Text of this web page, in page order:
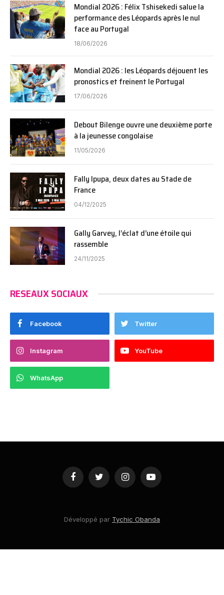
Mondial 2026 : Félix Tshisekedi salue la
performance des Léopards après le nul
face au Portugal
18/06/2026
Mondial 2026 : les Léopards déjouent les
pronostics et freinent le Portugal
17/06/2026
Debout Bilenge ouvre une deuxième porte
à la jeunesse congolaise
11/05/2026
Fally Ipupa, deux dates au Stade de
France
04/12/2025
Gally Garvey, l’éclat d’une étoile qui
rassemble
24/11/2025
RESEAUX SOCIAUX
Facebook Twitter
Instagram YouTube
WhatsApp
FacebookTwitter InstagramYouTube
Développé par Tychic Obanda